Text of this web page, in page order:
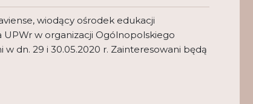
wiodący ośrodek edukacji
w organizacji Ogólnopolskiego
w dn. 29 i 30.05.2020 r. Zainteresowani będą